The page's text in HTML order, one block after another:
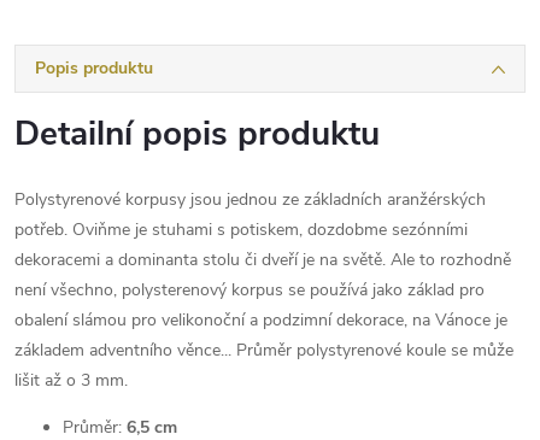
Popis produktu
Detailní popis produktu
Polystyrenové korpusy jsou jednou ze základních aranžérských
potřeb. Oviňme je stuhami s potiskem, dozdobme sezónními
dekoracemi a dominanta stolu či dveří je na světě. Ale to rozhodně
není všechno, polysterenový korpus se používá jako základ pro
obalení slámou pro velikonoční a podzimní dekorace, na Vánoce je
základem adventního věnce... Průměr polystyrenové koule se může
lišit až o 3 mm.
Průměr: 6,5 cm